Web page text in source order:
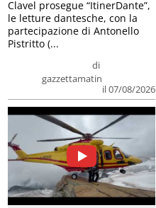
di
gazzettamatin
il 07/08/2026
Clavel prosegue “ItinerDante”,
le letture dantesche, con la
partecipazione di Antonello
Pistritto (...